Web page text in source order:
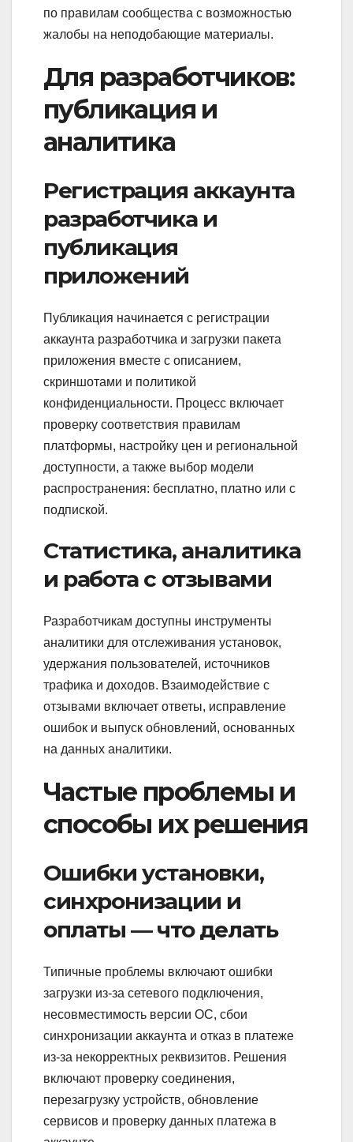
по правилам сообщества с возможностью
жалобы на неподобающие материалы.
Для разработчиков:
публикация и
аналитика
Регистрация аккаунта
разработчика и
публикация
приложений
Публикация начинается с регистрации
аккаунта разработчика и загрузки пакета
приложения вместе с описанием,
скриншотами и политикой
конфиденциальности. Процесс включает
проверку соответствия правилам
платформы, настройку цен и региональной
доступности, а также выбор модели
распространения: бесплатно, платно или с
подпиской.
Статистика, аналитика
и работа с отзывами
Разработчикам доступны инструменты
аналитики для отслеживания установок,
удержания пользователей, источников
трафика и доходов. Взаимодействие с
отзывами включает ответы, исправление
ошибок и выпуск обновлений, основанных
на данных аналитики.
Частые проблемы и
способы их решения
Ошибки установки,
синхронизации и
оплаты — что делать
Типичные проблемы включают ошибки
загрузки из‑за сетевого подключения,
несовместимость версии ОС, сбои
синхронизации аккаунта и отказ в платеже
из‑за некорректных реквизитов. Решения
включают проверку соединения,
перезагрузку устройств, обновление
сервисов и проверку данных платежа в